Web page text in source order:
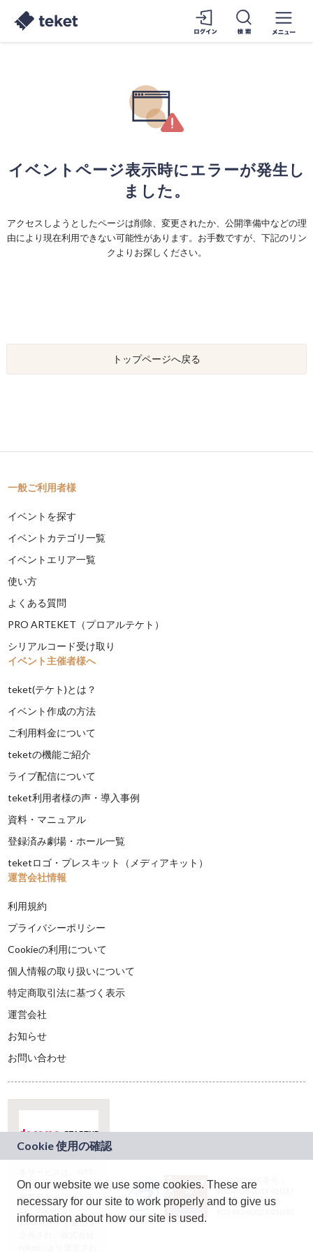
イベントページ表示時にエラーが発生し
ました。
アクセスしようとしたページは削除、変更されたか、公開準備中などの理
由により現在利用できない可能性があります。お手数ですが、下記のリン
クよりお探しください。
トップページへ戻る
一般ご利用者様
イベントを探す
イベントカテゴリ一覧
イベントエリア一覧
使い方
よくある質問
PRO ARTEKET（プロアルテケト）
シリアルコード受け取り
イベント主催者様へ
teket(テケト)とは？
イベント作成の方法
ご利用料金について
teketの機能ご紹介
ライブ配信について
teket利用者様の声・導入事例
資料・マニュアル
登録済み劇場・ホール一覧
teketロゴ・プレスキット（メディアキット）
運営会社情報
利用規約
プライバシーポリシー
Cookieの利用について
個人情報の取り扱いについて
特定商取引法に基づく表示
運営会社
お知らせ
お問い合わせ
ドコモグループの新
規事業創出プログラ
ム「docomo
STARTUP」を通じて
JASRAC許諾番号：
9024936001Y45037
JASRAC許諾番号：
On our website we use some cookies. These are
necessary for our site to work properly and to give us
information about how our site is used.